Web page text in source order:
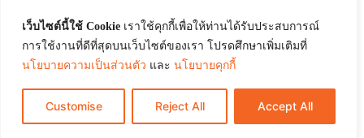
เว็บไซต์นี้ใช้ Cookie เราใช้คุกกี้เพื่อให้ท่านได้รับประสบการณ์
การใช้งานที่ดีที่สุดบนเว็บไซต์ของเรา โปรดศึกษาเพิ่มเติมที่
นโยบายความเป็นส่วนตัว และ นโยบายคุกกี้
Customise Reject All Accept All